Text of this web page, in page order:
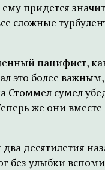
придется
сложные
пацифист,
это более
сумел
же они
десятилетия
без улыбки